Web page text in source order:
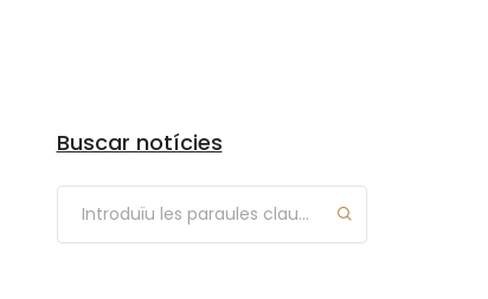
Buscar notícies